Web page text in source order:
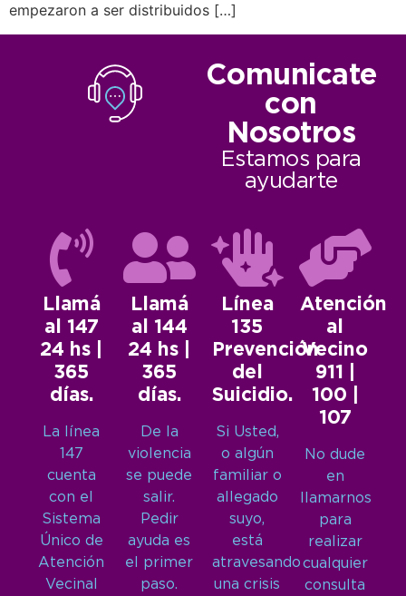
empezaron a ser distribuidos […]
Comunicate
con
Nosotros
Estamos para
ayudarte
Llamá
al 147
24 hs |
365
días.
La línea
147
cuenta
con el
Sistema
Único de
Atención
Vecinal
Llamá
al 144
24 hs |
365
días.
De la
violencia
se puede
salir.
Pedir
ayuda es
el primer
paso.
Línea
135
Prevención
del
Suicidio.
Si Usted,
o algún
familiar o
allegado
suyo,
está
atravesando
una crisis
Atención
al
Vecino
911 |
100 |
107
No dude
en
llamarnos
para
realizar
cualquier
consulta